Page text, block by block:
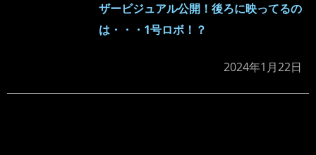
ザービジュアル公開！後ろに映ってるの
は・・・1号ロボ！？
2024年1月22日